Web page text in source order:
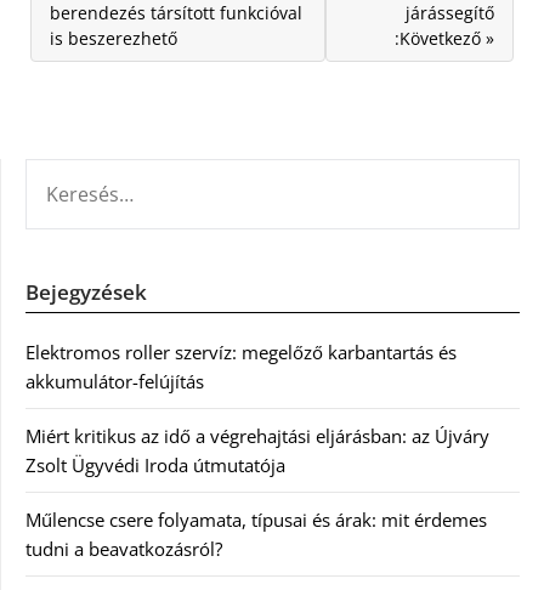
berendezés társított funkcióval
is beszerezhető
járássegítő
:Következő »
Bejegyzések
Elektromos roller szervíz: megelőző karbantartás és
akkumulátor-felújítás
Miért kritikus az idő a végrehajtási eljárásban: az Újváry
Zsolt Ügyvédi Iroda útmutatója
Műlencse csere folyamata, típusai és árak: mit érdemes
tudni a beavatkozásról?